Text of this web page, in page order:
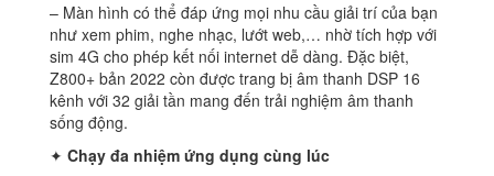
– Màn hình có thể đáp ứng mọi nhu cầu giải trí của bạn
như xem phim, nghe nhạc, lướt web,… nhờ tích hợp với
sim 4G cho phép kết nối internet dễ dàng. Đặc biệt,
Z800+ bản 2022 còn được trang bị âm thanh DSP 16
kênh với 32 giải tần mang đến trải nghiệm âm thanh
sống động.
✦ Chạy đa nhiệm ứng dụng cùng lúc